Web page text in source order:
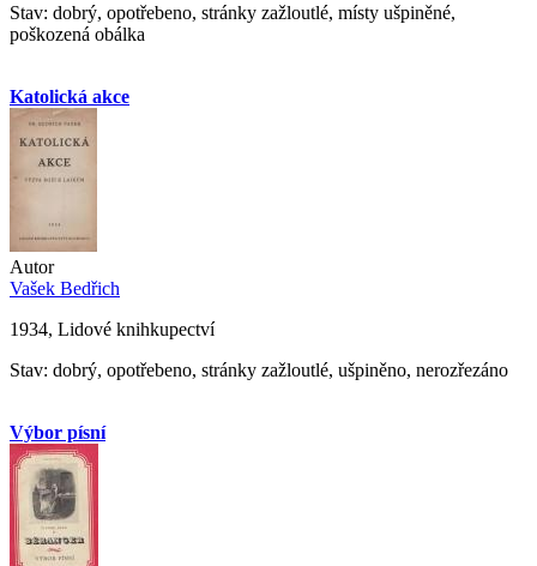
Stav: dobrý, opotřebeno, stránky zažloutlé, místy ušpiněné,
poškozená obálka
Katolická akce
Autor
Vašek Bedřich
1934, Lidové knihkupectví
Stav: dobrý, opotřebeno, stránky zažloutlé, ušpiněno, nerozřezáno
Výbor písní